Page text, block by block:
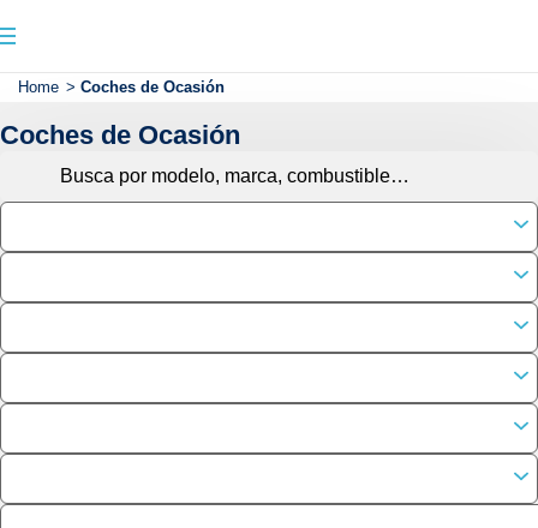
Home > Coches de Ocasión
Coches de Ocasión